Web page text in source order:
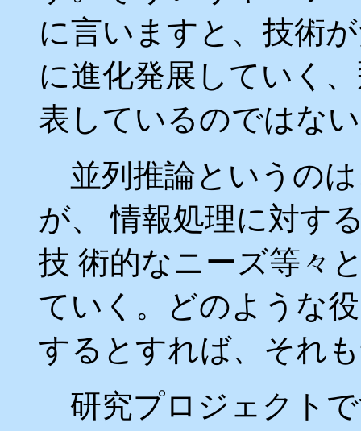
に言いますと、技術
に進化発展していく
表しているのではな
並列推論というの
が、 情報処理に対す
技 術的なニーズ等々
ていく。どのような
するとすれば、それ
研究プロジェクト